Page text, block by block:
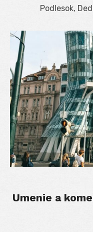
Podlesok,
Umenie a